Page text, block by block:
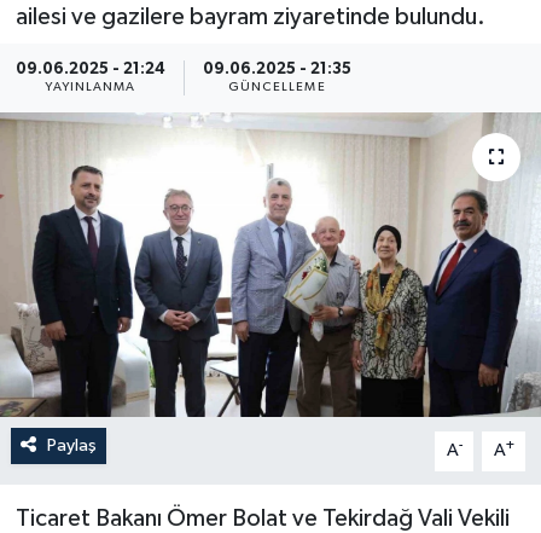
ailesi ve gazilere bayram ziyaretinde bulundu.
09.06.2025 - 21:24
YAYINLANMA
09.06.2025 - 21:35
GÜNCELLEME
Paylaş A- A+
Ticaret Bakanı Ömer Bolat ve Tekirdağ Vali Vekili
Sağlık
Siyaset
Spor
Yaşam